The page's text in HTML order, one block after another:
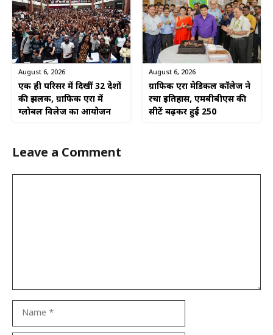
August 6, 2026
एक ही परिसर में दिखीं 32 देशों
की झलक, ग्राफिक एरा में
ग्लोबल विलेज का आयोजन
August 6, 2026
ग्राफिक एरा मेडिकल कॉलेज ने
रचा इतिहास, एमबीबीएस की
सीटें बढ़कर हुईं 250
Leave a Comment